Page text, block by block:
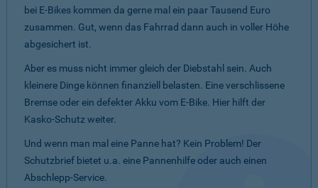
bei E-Bikes kommen da gerne mal ein paar Tausend Euro
zusammen. Gut, wenn das Fahrrad dann auch in voller Höhe
abgesichert ist.
Aber es muss nicht immer gleich der Diebstahl sein. Auch
kleinere Dinge können finanziell belasten. Eine verschlissene
Bremse oder ein defekter Akku vom E-Bike. Hier hilft der
Kasko-Schutz weiter.
Und wenn man mal eine Panne hat? Kein Problem! Der
Schutzbrief bietet u.a. eine Pannenhilfe oder auch einen
Abschlepp-Service.